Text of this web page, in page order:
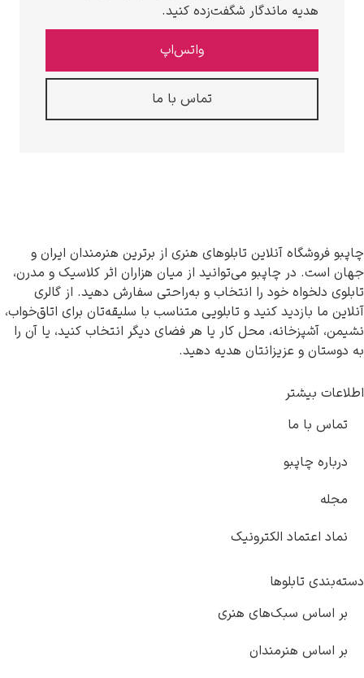
ماندگار شگفت‌زده کنید.
آنلاین تابلوهای هنری از برترین هنرمندان ایران و
چاپبو می‌توانید از میان هزاران اثر کلاسیک و مدرن،
خود را انتخاب و به‌راحتی سفارش دهید. از گالری
کنید و تابلویی متناسب با سلیقه‌تان برای اتاق‌خواب،
محل کار یا هر فضای دیگر انتخاب کنید، یا آن را
عزیزانتان هدیه دهید.
الکترونیک
سبک‌های هنری